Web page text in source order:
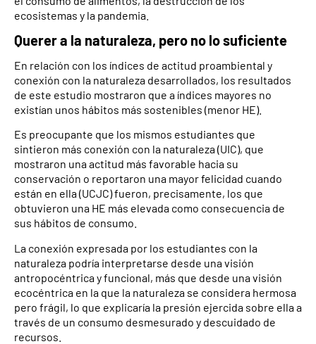
ecosistemas y la pandemia.
Querer a la naturaleza, pero no lo suficiente
En relación con los índices de actitud proambiental y
conexión con la naturaleza desarrollados, los resultados
de este estudio mostraron que a índices mayores no
existían unos hábitos más sostenibles (menor HE).
Es preocupante que los mismos estudiantes que
sintieron más conexión con la naturaleza (UIC), que
mostraron una actitud más favorable hacia su
conservación o reportaron una mayor felicidad cuando
están en ella (UCJC) fueron, precisamente, los que
obtuvieron una HE más elevada como consecuencia de
sus hábitos de consumo.
La conexión expresada por los estudiantes con la
naturaleza podría interpretarse desde una visión
antropocéntrica y funcional, más que desde una visión
ecocéntrica en la que la naturaleza se considera hermosa
pero frágil, lo que explicaría la presión ejercida sobre ella a
través de un consumo desmesurado y descuidado de
recursos.